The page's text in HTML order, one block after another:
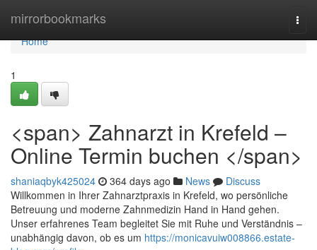
mirrorbookmarks
Home
Home
1
<span> Zahnarzt in Krefeld –
Online Termin buchen </span>
shaniaqbyk425024 364 days ago News
Discuss
Willkommen in Ihrer Zahnarztpraxis in Krefeld, wo persönliche
Betreuung und moderne Zahnmedizin Hand in Hand gehen.
Unser erfahrenes Team begleitet Sie mit Ruhe und Verständnis –
unabhängig davon, ob es um https://monicavuiw008866.estate-